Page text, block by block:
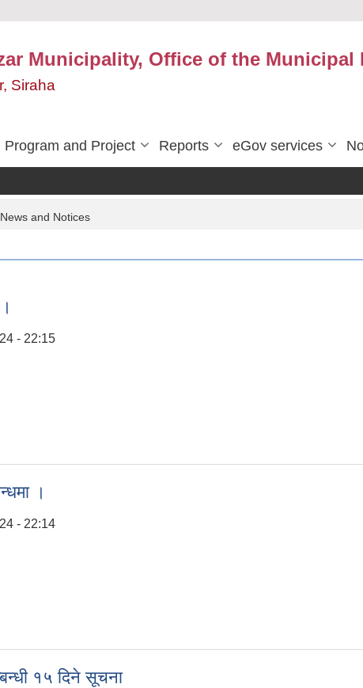
Municipality, Office of the Municipal
Siraha
Program and Project Reports eGov services
and Notices
- 22:15
।
- 22:14
१५ दिने सूचना